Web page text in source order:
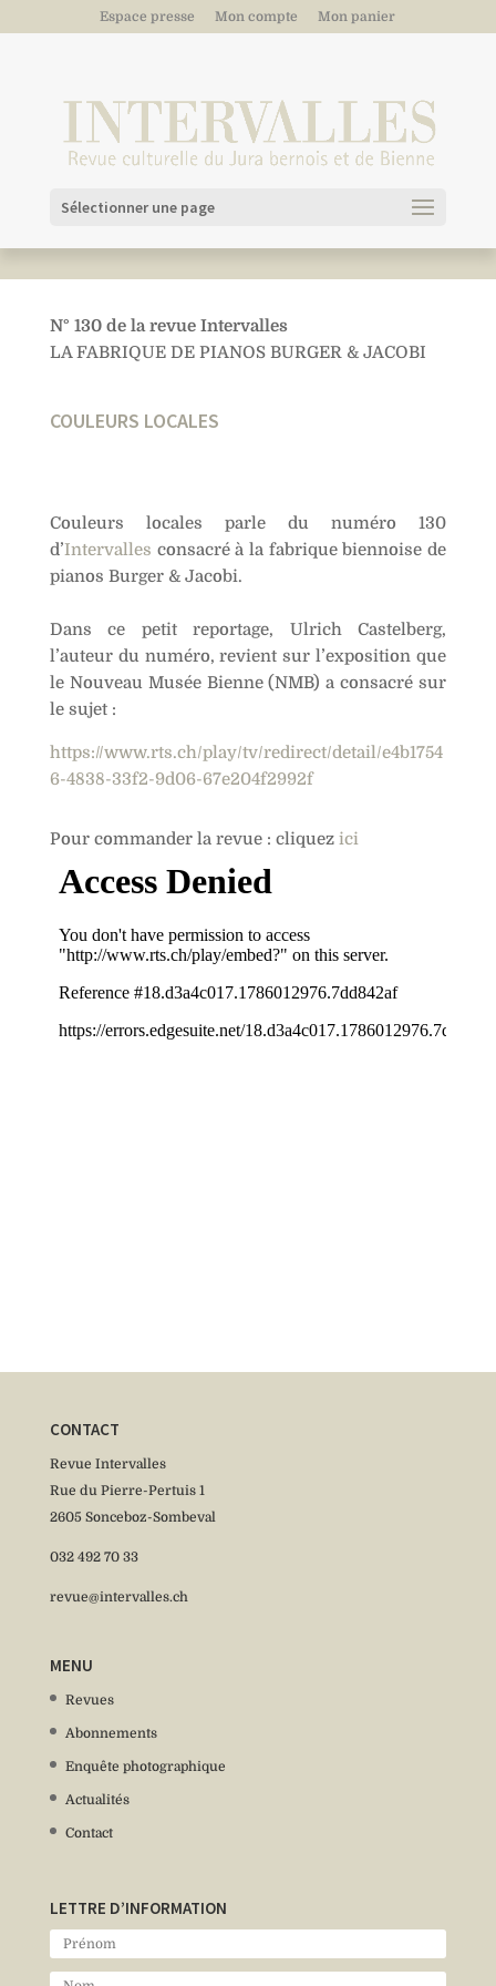
Espace presse Mon compte Mon panier
Sélectionner une page
N° 130 de la revue Intervalles
LA FABRIQUE DE PIANOS BURGER & JACOBI
COULEURS LOCALES
Couleurs locales parle du numéro 130
d’Intervalles consacré à la fabrique biennoise de
pianos Burger & Jacobi.
Dans ce petit reportage, Ulrich Castelberg,
l’auteur du numéro, revient sur l’exposition que
le Nouveau Musée Bienne (NMB) a consacré sur
le sujet :
https://www.rts.ch/play/tv/redirect/detail/e4b1754
6-4838-33f2-9d06-67e204f2992f
Pour commander la revue : cliquez ici
CONTACT
Revue Intervalles
Rue du Pierre-Pertuis 1
2605 Sonceboz-Sombeval
032 492 70 33
revue@intervalles.ch
MENU
Revues
Abonnements
Enquête photographique
Actualités
Contact
LETTRE D’INFORMATION